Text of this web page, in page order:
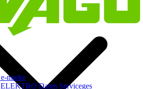
e-marke
ELEKTRO Daten Serviceges